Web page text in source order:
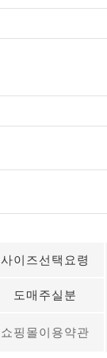
사이즈선택요령
도매주실분
쇼핑몰이용약관